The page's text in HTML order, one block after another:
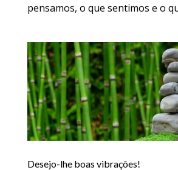
pensamos, o que sentimos e o
Desejo-lhe boas vibrações!